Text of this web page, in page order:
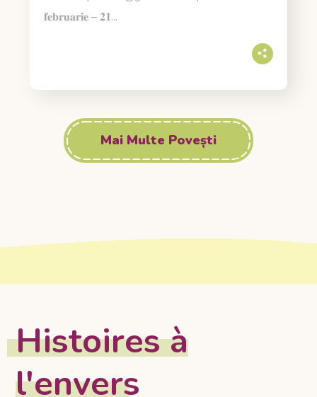
𝐟𝐞𝐛𝐫𝐮𝐚𝐫𝐢𝐞 – 𝟐𝟏...
Mai Multe Povești
Histoires à
l'envers